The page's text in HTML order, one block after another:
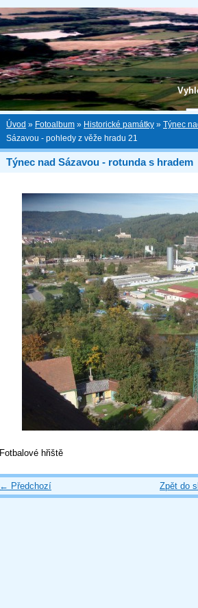
Úvod » Fotoalbum » Historické památky » Týnec
Sázavou - pohledy z věže hradu 21
Týnec nad Sázavou - rotunda s hradem
Fotbalové hřiště
← Předchozí Zpět do